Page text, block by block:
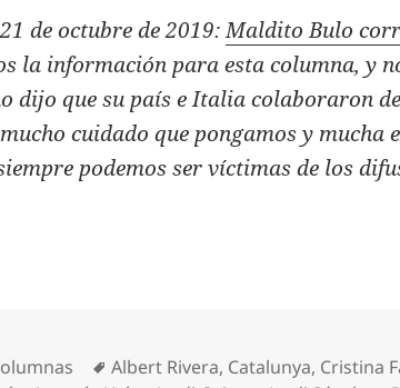
de octubre de 2019:Maldito Bulo
la información para esta columna, y
dijo que su país e Italia colaboraron
cuidado que pongamos y mucha
podemos ser víctimas de los
Etiquetas
Albert Rivera, Catalunya, Cristina